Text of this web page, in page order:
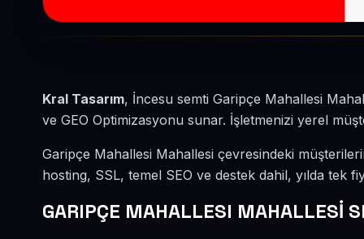
Kral Tasarım, İncesu semti Garipçe Mahallesi
ve GEO Optimizasyonu sunar. İşletmenizi yerel
Garipçe Mahallesi Mahallesi çevresindeki
hosting, SSL, temel SEO ve destek dahil, yılda tek
GARIPÇE MAHALLESI MAHALLESİ